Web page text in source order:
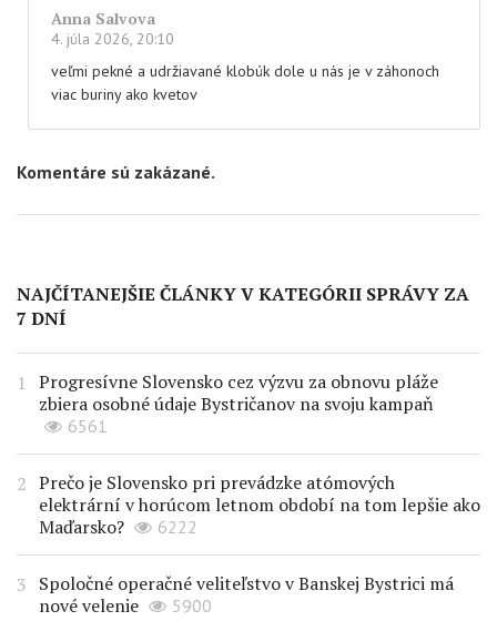
Anna Salvova
4. júla 2026, 20:10
veľmi pekné a udržiavané klobúk dole u nás je v záhonoch
viac buriny ako kvetov
Komentáre sú zakázané.
NAJČÍTANEJŠIE ČLÁNKY V KATEGÓRII SPRÁVY ZA
7 DNÍ
Progresívne Slovensko cez výzvu za obnovu pláže
zbiera osobné údaje Bystričanov na svoju kampaň
6561
Prečo je Slovensko pri prevádzke atómových
elektrární v horúcom letnom období na tom lepšie ako
Maďarsko?
6222
Spoločné operačné veliteľstvo v Banskej Bystrici má
nové velenie
5900